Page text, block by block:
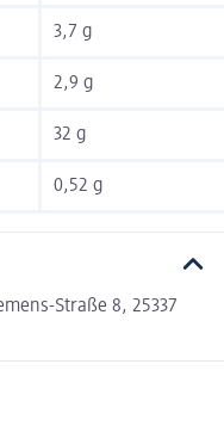
3,7 g
2,9 g
32 g
0,52 g
Straße 8, 25337